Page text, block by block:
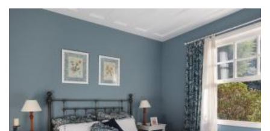
ZOOM